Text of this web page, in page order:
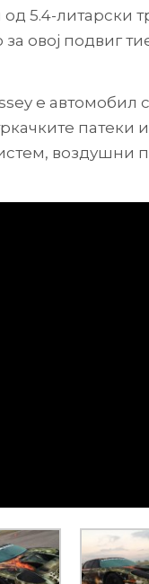
5.4-литарски
овој подвиг
е автомобил
патеки
воздушни